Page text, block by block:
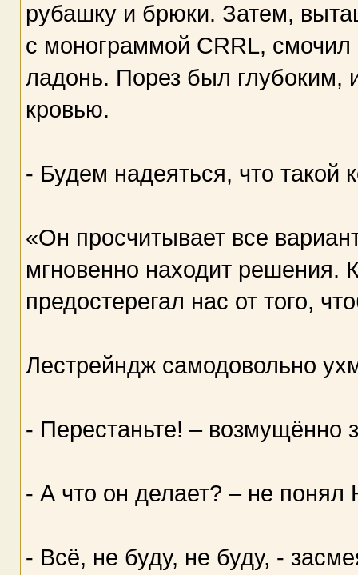
рубашку и брюки. Затем,
с монограммой СRRL, смочил
ладонь. Порез был глубоким,
кровью.
- Будем надеяться, что такой
«Он просчитывает все
мгновенно находит решения.
предостерегал нас от того,
Лестрейндж самодовольно
- Перестаньте! – возмущённо
- А что он делает? – не понял
- Всё, не буду, не буду, -